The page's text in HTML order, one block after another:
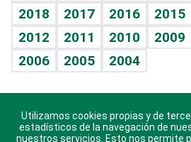
Eñe
Celebrando la vida
Sin complejos
En pocas palabras
Escuchando al corazón
Crucigramas
2018
2017 2016 2015
2012
2011 2010 2009
2006
2005 2004
Descarga nuestras
sistema
Utilizamos cookies propias y de
estadísticos de la navegación de
nuestros servicios. Esto nos permite